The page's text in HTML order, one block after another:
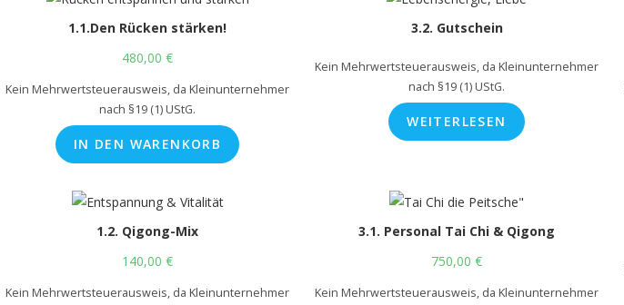
1.1.Den Rücken stärken!
480,00 €
Kein Mehrwertsteuerausweis, da Kleinunternehmer
nach §19 (1) UStG.
IN DEN WARENKORB
3.2. Gutschein
Kein Mehrwertsteuerausweis, da Kleinunternehmer
nach §19 (1) UStG.
WEITERLESEN
1.2. Qigong-Mix
140,00 €
Kein Mehrwertsteuerausweis, da Kleinunternehmer
3.1. Personal Tai Chi & Qigong
750,00 €
Kein Mehrwertsteuerausweis, da Kleinunternehmer